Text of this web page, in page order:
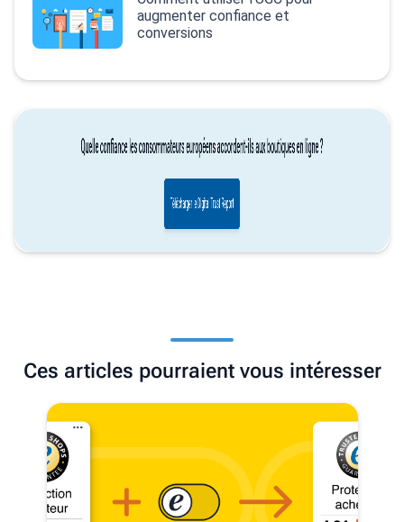
augmenter confiance et
conversions
Ces articles pourraient vous intéresser